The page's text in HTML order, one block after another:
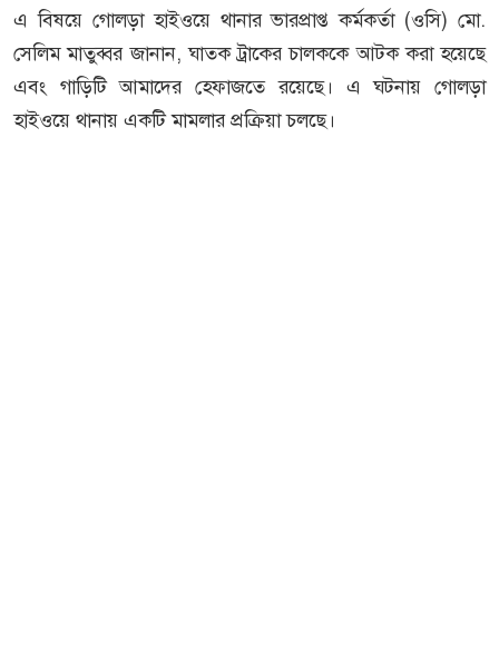
এ বিষয়ে গোলড়া হাইওয়ে থানার ভারপ্রাপ্ত কর্মকর্তা (ওসি) মো.
সেলিম মাতুব্বর জানান, ঘাতক ট্রাকের চালককে আটক করা হয়েছে
এবং গাড়িটি আমাদের হেফাজতে রয়েছে। এ ঘটনায় গোলড়া
হাইওয়ে থানায় একটি মামলার প্রক্রিয়া চলছে।